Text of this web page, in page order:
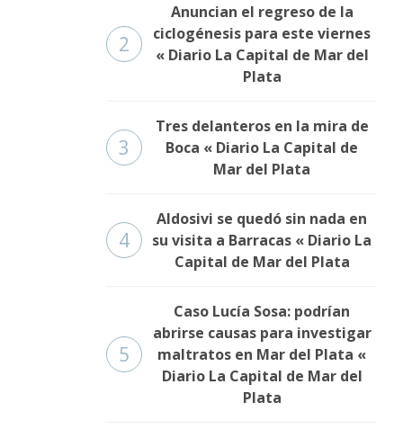
2
Anuncian el regreso de la
ciclogénesis para este viernes
« Diario La Capital de Mar del
Plata
3
Tres delanteros en la mira de
Boca « Diario La Capital de
Mar del Plata
4
Aldosivi se quedó sin nada en
su visita a Barracas « Diario La
Capital de Mar del Plata
5
Caso Lucía Sosa: podrían
abrirse causas para investigar
maltratos en Mar del Plata «
Diario La Capital de Mar del
Plata